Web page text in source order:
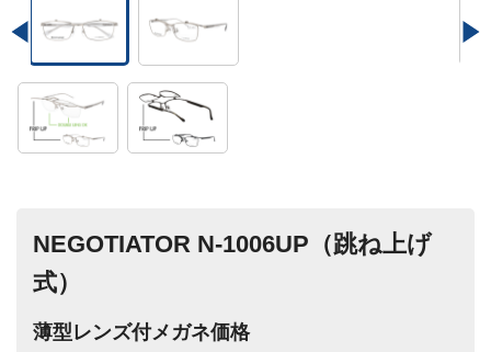
NEGOTIATOR N-1006UP（跳ね上げ
式）
薄型レンズ付メガネ価格